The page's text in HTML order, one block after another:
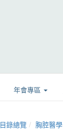
年會專區
目錄總覽 胸腔醫學